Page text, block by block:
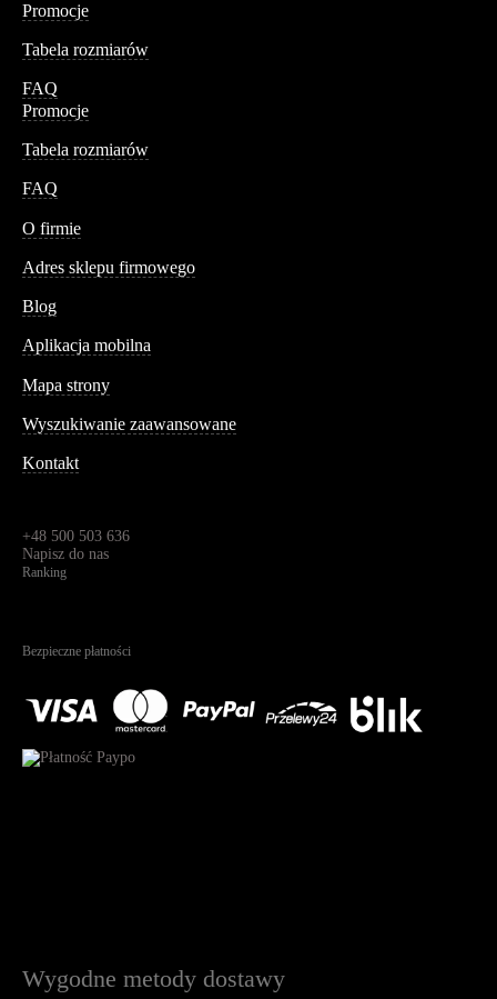
Promocje
Tabela rozmiarów
FAQ
Promocje
Tabela rozmiarów
FAQ
O firmie
Adres sklepu firmowego
Blog
Aplikacja mobilna
Mapa strony
Wyszukiwanie zaawansowane
Kontakt
+48 500 503 636
Napisz do nas
Ranking
Bezpieczne płatności
Wygodne metody dostawy